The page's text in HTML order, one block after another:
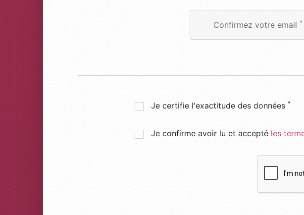
Confirmez votre email *
Je certifie l'exactitude des données *
Je confirme avoir lu et accepté les